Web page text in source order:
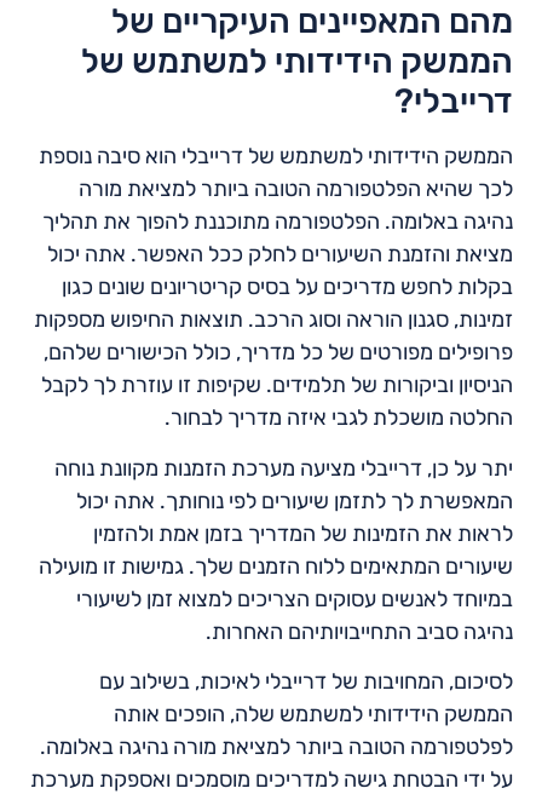
מהם המאפיינים העיקריים של
הממשק הידידותי למשתמש של
דרייבלי?
הממשק הידידותי למשתמש של דרייבלי הוא סיבה נוספת
לכך שהיא הפלטפורמה הטובה ביותר למציאת מורה
נהיגה באלומה. הפלטפורמה מתוכננת להפוך את תהליך
מציאת והזמנת השיעורים לחלק ככל האפשר. אתה יכול
בקלות לחפש מדריכים על בסיס קריטריונים שונים כגון
זמינות, סגנון הוראה וסוג הרכב. תוצאות החיפוש מספקות
פרופילים מפורטים של כל מדריך, כולל הכישורים שלהם,
הניסיון וביקורות של תלמידים. שקיפות זו עוזרת לך לקבל
החלטה מושכלת לגבי איזה מדריך לבחור.
יתר על כן, דרייבלי מציעה מערכת הזמנות מקוונת נוחה
המאפשרת לך לתזמן שיעורים לפי נוחותך. אתה יכול
לראות את הזמינות של המדריך בזמן אמת ולהזמין
שיעורים המתאימים ללוח הזמנים שלך. גמישות זו מועילה
במיוחד לאנשים עסוקים הצריכים למצוא זמן לשיעורי
נהיגה סביב התחייבויותיהם האחרות.
לסיכום, המחויבות של דרייבלי לאיכות, בשילוב עם
הממשק הידידותי למשתמש שלה, הופכים אותה
לפלטפורמה הטובה ביותר למציאת מורה נהיגה באלומה.
על ידי הבטחת גישה למדריכים מוסמכים ואספקת מערכת